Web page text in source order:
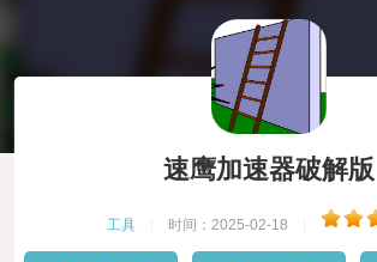
速鹰加速器破解版
工具 时间：2025-02-18